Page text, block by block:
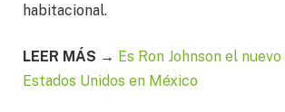
habitacional.
LEER MÁS → Es Ron Johnson el
Estados Unidos en México